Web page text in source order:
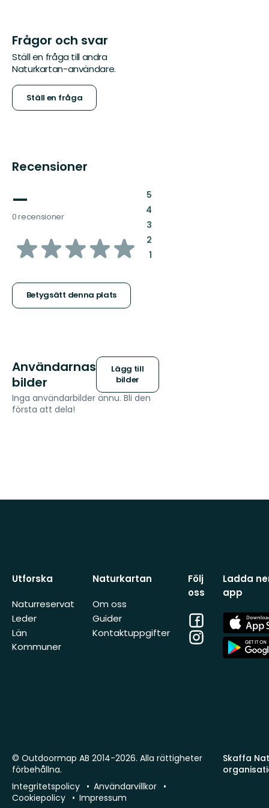
Frågor och svar
Ställ en fråga till andra
Naturkartan-användare.
Ställ en fråga
Recensioner
—
0 recensioner
av
stjärnor
Betygsätt denna plats
5:
4:
3:
2:
1:
Användarnas
bilder
Lägg till
bilder
Inga användarbilder ännu. Bli den
första att dela!
Utforska
Naturreservat
Leder
Län
Kommuner
Naturkartan
Om oss
Guider
Kontaktuppgifter
Följ
oss
Facebook
Instagram
Ladda
app
App
Store
App
Store
Skaffa
© Outdoormap AB 2014-2026. Alla rättigheter
förbehållna.
Integritetspolicy
Användarvillkor
Cookiepolicy
Impressum